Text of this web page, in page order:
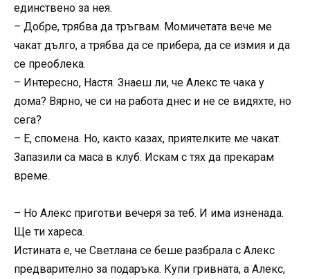
единствено за нея.
– Добре, трябва да тръгвам. Момичетата вече ме
чакат дълго, а трябва да се прибера, да се измия и да
се преоблека.
– Интересно, Настя. Знаеш ли, че Алекс те чака у
дома? Вярно, че си на работа днес и не се видяхте, но
сега?
– Е, спомена. Но, както казах, приятелките ме чакат.
Запазили са маса в клуб. Искам с тях да прекарам
време.
– Но Алекс приготви вечеря за теб. И има изненада.
Ще ти хареса.
Истината е, че Светлана се беше разбрала с Алекс
предварително за подаръка. Купи гривната, а Алекс,